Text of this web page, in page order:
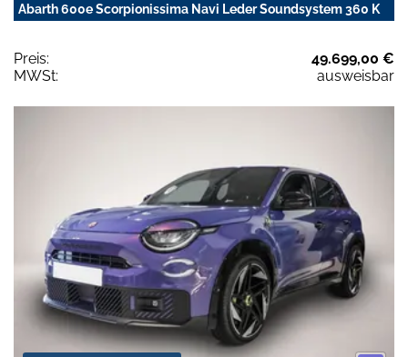
Abarth 600e Scorpionissima Navi Leder Soundsystem 360 K
Preis:
49.699,00 €
MWSt:
ausweisbar